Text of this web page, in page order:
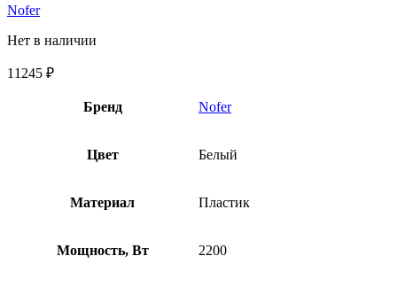
Nofer
Нет в наличии
11245 ₽
Бренд Nofer
Цвет Белый
Материал Пластик
Мощность, Вт 2200